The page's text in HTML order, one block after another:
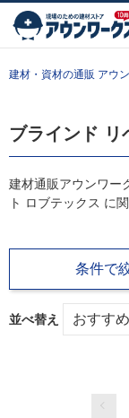
建材・資材の通販 アウ
ブラインド リ
建材通販アウンワー
ト ロブテックス に
条件で
並べ替え